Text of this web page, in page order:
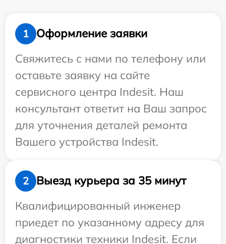
1
Оформление заявки
Свяжитесь с нами по телефону или
оставьте заявку на сайте
сервисного центра Indesit. Наш
консультант ответит на Ваш запрос
для уточнения деталей ремонта
Вашего устройства Indesit.
2
Выезд курьера за 35 минут
Квалифицированный инженер
приедет по указанному адресу для
диагностики техники Indesit. Если